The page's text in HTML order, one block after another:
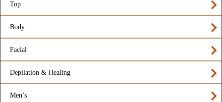
Top
Body
Facial
Depilation & Healing
Men’s